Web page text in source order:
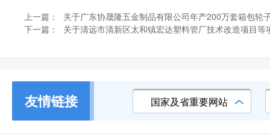
上一篇：
关于广东协晟隆五金制品有限公司年产200万套箱包
下一篇：
关于清远市清新区太和镇宏达塑料管厂技术改造项目
友情链接 国家及省重要网站